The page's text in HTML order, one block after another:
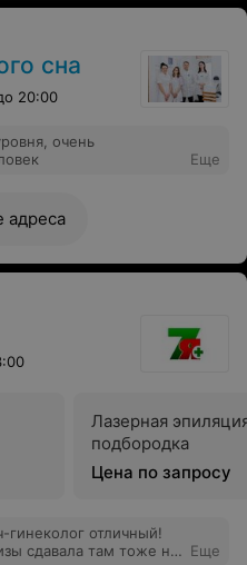
сна
20:00
очень
Еще
адреса
Лазерная
подбородка
Цена по запросу
гинеколог отличный!
сдавала там тоже не
Еще